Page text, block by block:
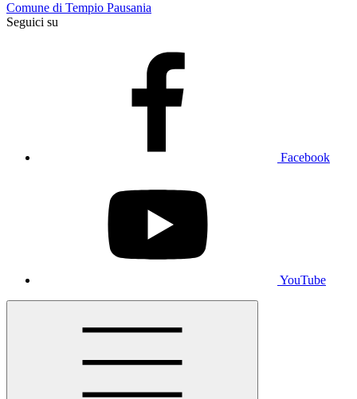
Comune di Tempio Pausania
Seguici su
Facebook
YouTube